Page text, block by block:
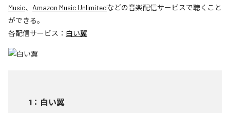
Music、 Amazon Music Unlimitedなどの音楽配信サービスで聴くこと
ができる。
各配信サービス： 白い翼
1 ： 白い翼